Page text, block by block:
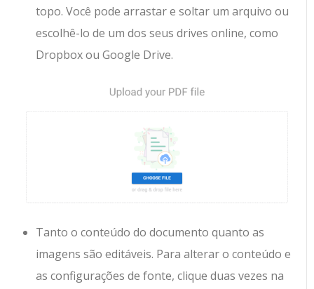
topo. Você pode arrastar e soltar um arquivo ou
escolhê-lo de um dos seus drives online, como
Dropbox ou Google Drive.
Tanto o conteúdo do documento quanto as
imagens são editáveis. Para alterar o conteúdo e
as configurações de fonte, clique duas vezes na